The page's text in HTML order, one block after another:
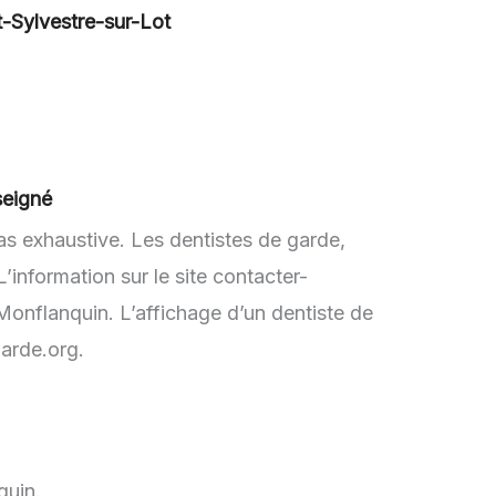
Sylvestre-sur-Lot
exhaustive. Les dentistes de garde,
sur le site contacter-
L’affichage d’un dentiste de